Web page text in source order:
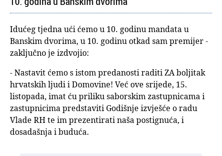
Idućeg tjedna ući ćemo u 10. godinu mandata u
Banskim dvorima, u 10. godinu otkad sam premijer -
zaključno je izdvojio:
- Nastavit ćemo s istom predanosti raditi ZA boljitak
hrvatskih ljudi i Domovine! Već ove srijede, 15.
listopada, imat ću priliku saborskim zastupnicama i
zastupnicima predstaviti Godišnje izvješće o radu
Vlade RH te im prezentirati naša postignuća, i
dosadašnja i buduća.